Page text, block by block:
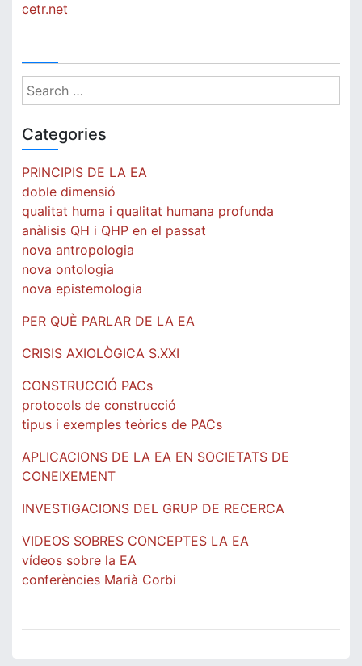
cetr.net
Search
for:
Categories
PRINCIPIS DE LA EA
doble dimensió
qualitat huma i qualitat humana profunda
anàlisis QH i QHP en el passat
nova antropologia
nova ontologia
nova epistemologia
PER QUÈ PARLAR DE LA EA
CRISIS AXIOLÒGICA S.XXI
CONSTRUCCIÓ PACs
protocols de construcció
tipus i exemples teòrics de PACs
APLICACIONS DE LA EA EN SOCIETATS DE
CONEIXEMENT
INVESTIGACIONS DEL GRUP DE RECERCA
VIDEOS SOBRES CONCEPTES LA EA
vídeos sobre la EA
conferències Marià Corbi